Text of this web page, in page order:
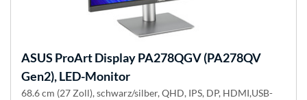
ASUS ProArt Display PA278QGV (PA278QV
Gen2), LED-Monitor
68.6 cm (27 Zoll), schwarz/silber, QHD, IPS, DP, HDMI,USB-